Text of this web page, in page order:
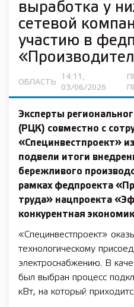
выработка у
сетевой
участию в
ОБЛАСТЬ
14:11,
03/06/2026
Эксперты
(РЦК) совместно с
«Специнвестпроект»
подвели итоги
бережливого
рамках федпроекта
труда» нацпроекта
конкурентная
«Специнвестпроект»
технологическому
электроснабжению. В
был выбран процесс
кВт, на который